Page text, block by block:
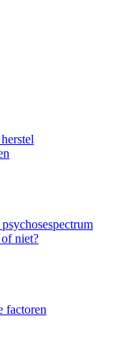
niet?
factoren